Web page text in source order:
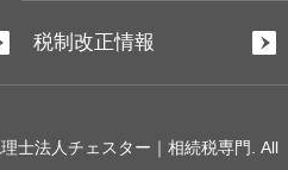
税制改正情報
士法人チェスター｜相続税専門. All